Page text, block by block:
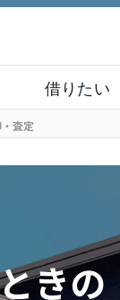
借りたい
査定
きの